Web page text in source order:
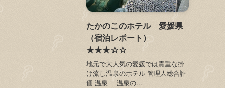
たかのこのホテル 愛媛県
（宿泊レポート）
★★★☆☆
地元で大人気の愛媛では貴重な掛
け流し温泉のホテル 管理人総合評
価 温泉 温泉の...